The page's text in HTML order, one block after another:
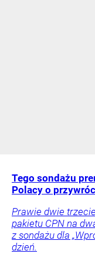
Tego sondażu
Polacy o
Prawie dwie
pakietu CPN na
z sondażu dla
dzień.